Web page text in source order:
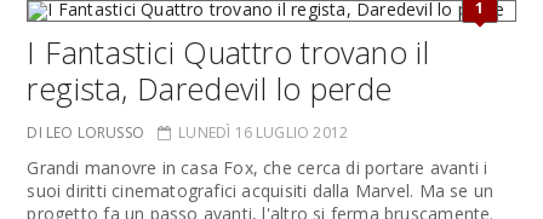
1
I Fantastici Quattro trovano il
regista, Daredevil lo perde
DI LEO LORUSSO LUNEDÌ 16 LUGLIO 2012
Grandi manovre in casa Fox, che cerca di portare avanti i
suoi diritti cinematografici acquisiti dalla Marvel. Ma se un
progetto fa un passo avanti, l'altro si ferma bruscamente.